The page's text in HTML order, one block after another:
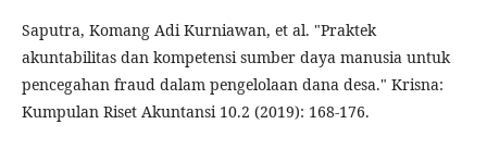
Saputra, Komang Adi Kurniawan, et al. "Praktek
akuntabilitas dan kompetensi sumber daya manusia untuk
pencegahan fraud dalam pengelolaan dana desa." Krisna:
Kumpulan Riset Akuntansi 10.2 (2019): 168-176.